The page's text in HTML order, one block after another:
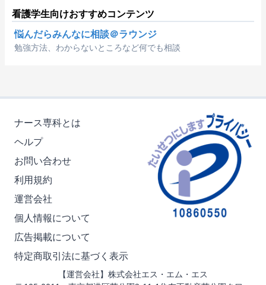
看護学生向けおすすめコンテンツ
悩んだらみんなに相談＠ラウンジ
勉強方法、わからないところなど何でも相談
ナース専科とは
ヘルプ
お問い合わせ
利用規約
運営会社
個人情報について
広告掲載について
特定商取引法に基づく表示
【運営会社】株式会社エス・エム・エス